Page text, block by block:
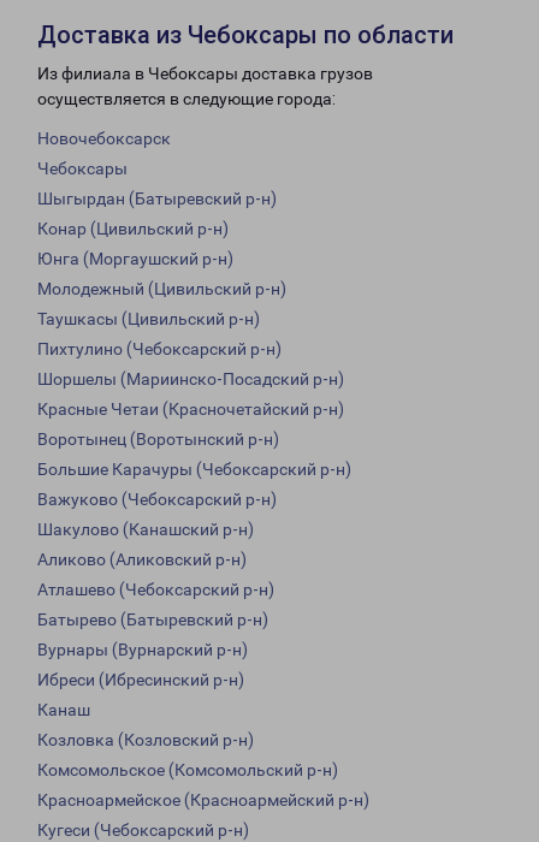
Доставка из Чебоксары по области
Из филиала в Чебоксары доставка грузов
осуществляется в следующие города:
Новочебоксарск
Чебоксары
Шыгырдан (Батыревский р-н)
Конар (Цивильский р-н)
Юнга (Моргаушский р-н)
Молодежный (Цивильский р-н)
Таушкасы (Цивильский р-н)
Пихтулино (Чебоксарский р-н)
Шоршелы (Мариинско-Посадский р-н)
Красные Четаи (Красночетайский р-н)
Воротынец (Воротынский р-н)
Большие Карачуры (Чебоксарский р-н)
Важуково (Чебоксарский р-н)
Шакулово (Канашский р-н)
Аликово (Аликовский р-н)
Атлашево (Чебоксарский р-н)
Батырево (Батыревский р-н)
Вурнары (Вурнарский р-н)
Ибреси (Ибресинский р-н)
Канаш
Козловка (Козловский р-н)
Комсомольское (Комсомольский р-н)
Красноармейское (Красноармейский р-н)
Кугеси (Чебоксарский р-н)